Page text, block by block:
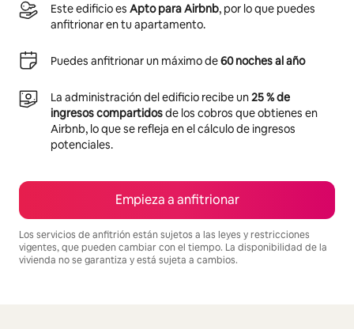
Este edificio es Apto para Airbnb, por lo que puedes
anfitrionar en tu apartamento.
Puedes anfitrionar un máximo de60 noches al año
La administración del edificio recibe un25 % de
ingresos compartidosde los cobros que obtienes en
Airbnb, lo que se refleja en el cálculo de ingresos
potenciales.
Empieza a anfitrionar
Los servicios de anfitrión están sujetos a las leyes y restricciones
vigentes, que pueden cambiar con el tiempo. La disponibilidad de la
vivienda no se garantiza y está sujeta a cambios.